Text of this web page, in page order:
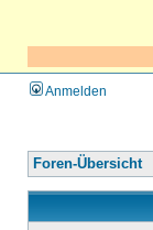
Anmelden
Foren-Übersicht